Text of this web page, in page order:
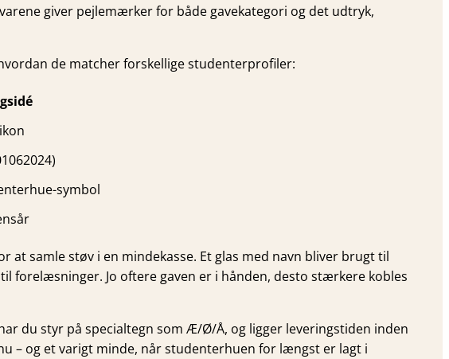
giver pejlemærker for både gavekategori og det udtryk,
de matcher forskellige studenterprofiler:
symbol
samle støv i en mindekasse. Et glas med navn bliver brugt til
forelæsninger. Jo oftere gaven er i hånden, desto stærkere kobles
du styr på specialtegn som Æ/Ø/Å, og ligger leveringstiden inden
– og et varigt minde, når studenterhuen for længst er lagt i